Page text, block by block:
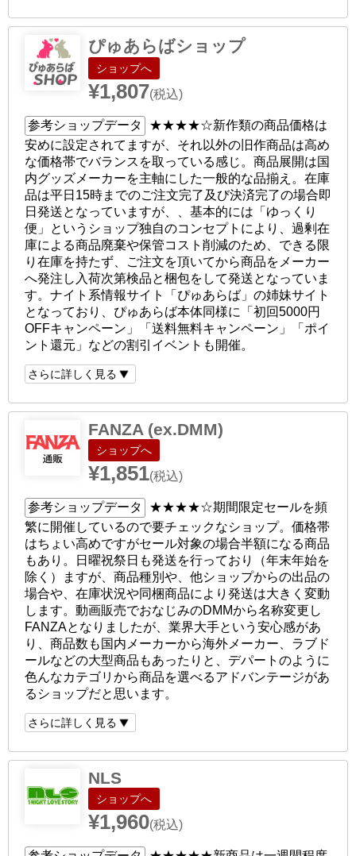
ぴゅあらばショップ
ショップへ
¥1,807(税込)
参考ショップデータ ★★★★☆新作類の商品価格は
安めに設定されてますが、それ以外の旧作商品は高め
な価格帯でバランスを取っている感じ。商品展開は国
内グッズメーカーを主軸にした一般的な品揃え。在庫
品は平日15時までのご注文完了及び決済完了の場合即
日発送となっていますが、、基本的には「ゆっくり
便」というショップ独自のコンセプトにより、過剰在
庫による商品廃棄や保管コスト削減のため、できる限
り在庫を持たず、ご注文を頂いてから商品をメーカー
へ発注し入荷次第検品と梱包をして発送となっていま
す。ナイト系情報サイト「ぴゅあらば」の姉妹サイト
となっており、ぴゅあらば本体同様に「初回5000円
OFFキャンペーン」「送料無料キャンペーン」「ポイ
ント還元」などの割引イベントも開催。
さらに詳しく見る
FANZA (ex.DMM)
ショップへ
¥1,851(税込)
参考ショップデータ ★★★★☆期間限定セールを頻
繁に開催しているので要チェックなショップ。価格帯
はちょい高めですがセール対象の場合半額になる商品
もあり。日曜祝祭日も発送を行っており（年末年始を
除く）ますが、商品種別や、他ショップからの出品の
場合や、在庫状況や同梱商品により発送は大きく変動
します。動画販売でおなじみのDMMから名称変更し
FANZAとなりましたが、業界大手という安心感があ
り、商品数も国内メーカーから海外メーカー、ラブド
ールなどの大型商品もあったりと、デパートのように
色んなカテゴリから商品を選べるアドバンテージがあ
るショップだと思います。
さらに詳しく見る
NLS
ショップへ
¥1,960(税込)